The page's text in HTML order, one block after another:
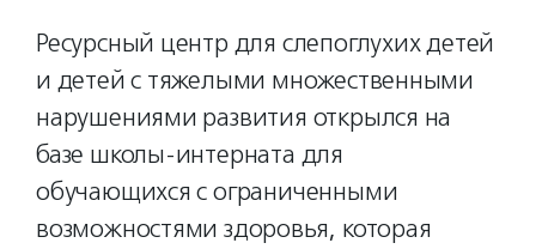
Ресурсный центр для слепоглухих детей
и детей с тяжелыми множественными
нарушениями развития открылся на
базе школы-интерната для
обучающихся с ограниченными
возможностями здоровья, которая